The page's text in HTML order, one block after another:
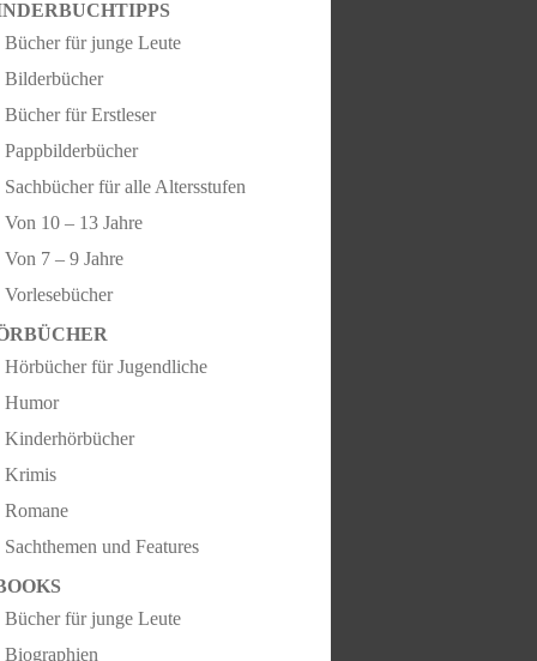
Bücher für junge Leute
Bilderbücher
Bücher für Erstleser
Pappbilderbücher
Sachbücher für alle Altersstufen
Von 10 – 13 Jahre
Von 7 – 9 Jahre
Vorlesebücher
Hörbücher für Jugendliche
Humor
Kinderhörbücher
Krimis
Romane
Sachthemen und Features
Bücher für junge Leute
Biographien